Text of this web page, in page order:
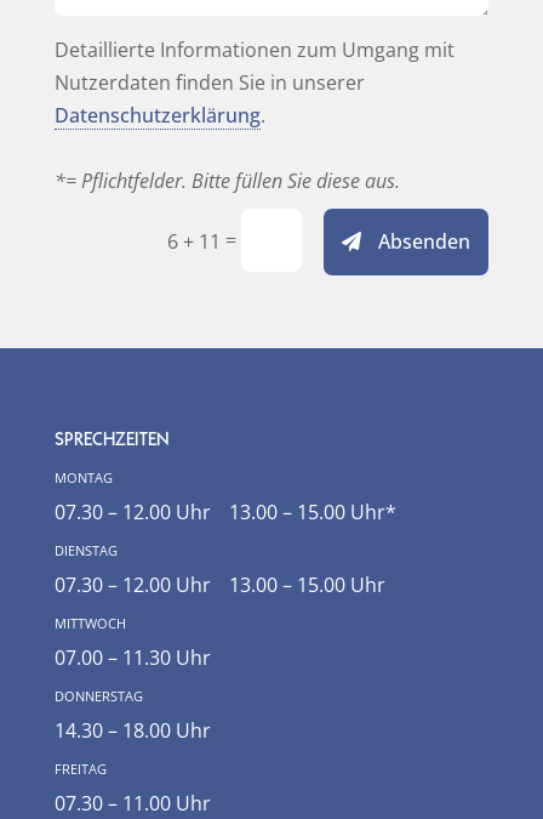
Detaillierte Informationen zum Umgang mit
Nutzerdaten finden Sie in unserer
Datenschutzerklärung.
*= Pflichtfelder. Bitte füllen Sie diese aus.
6 + 11 = Absenden
SPRECHZEITEN
montag
07.30 – 12.00 Uhr
13.00 – 15.00 Uhr*
dienstag
07.30 – 12.00 Uhr
13.00 – 15.00 Uhr
mittwoch
07.00 – 11.30 Uhr
donnerstag
14.30 – 18.00 Uhr
freitag
07.30 – 11.00 Uhr